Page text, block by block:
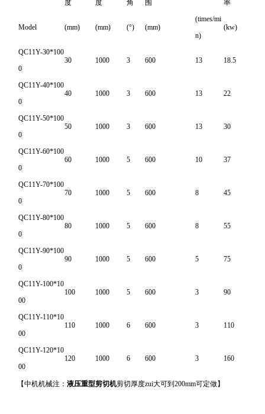
度
度
角
围
率
Model (mm) (mm) (°) (mm)
(times/mi
n)
(kw)
QC11Y-30*100
0
30 1000 3 600 13 18.5
QC11Y-40*100
0
40 1000 3 600 13 22
QC11Y-50*100
0
50 1000 3 600 13 30
QC11Y-60*100
0
60 1000 5 600 10 37
QC11Y-70*100
0
70 1000 5 600 8 45
QC11Y-80*100
0
80 1000 5 600 8 55
QC11Y-90*100
0
90 1000 5 600 5 75
QC11Y-100*10
00
100 1000 5 600 3 90
QC11Y-110*10
00
110 1000 6 600 3 110
QC11Y-120*10
00
120 1000 6 600 3 160
【中机机械注：液压重型剪切机剪切厚度zui大可到200mm可定做】